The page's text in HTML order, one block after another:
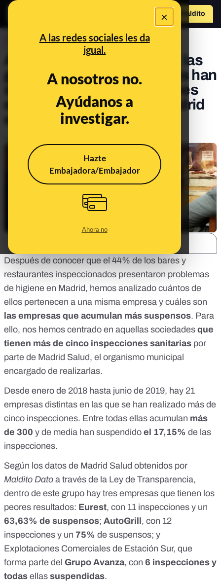
×
A las redes sociales les da
igual.
A nosotros no.
Ayúdanos a
investigar.
Hazte
Embajadora/Embajador
Ahora no
Hazte Maldito
CONTROL DEL PODER
AutoGrill, Avanza y Eurest: las
grandes empresas que más han
suspendido las inspecciones
en sus restaurantes de Madrid
entre 2018 y junio de 2019
Después de conocer que el 44% de los bares y
restaurantes inspeccionados presentaron problemas
de higiene en Madrid, hemos analizado cuántos de
ellos pertenecen a una misma empresa y cuáles son
las empresas que acumulan más suspensos. Para
ello, nos hemos centrado en aquellas sociedades que
tienen más de cinco inspecciones sanitarias por
parte de Madrid Salud, el organismo municipal
encargado de realizarlas.
Desde enero de 2018 hasta junio de 2019, hay 21
empresas distintas en las que se han realizado más de
cinco inspecciones. Entre todas ellas acumulan más
de 300 y de media han suspendido el 17,15% de las
inspecciones.
Según los datos de Madrid Salud obtenidos por
Maldito Dato a través de la Ley de Transparencia,
dentro de este grupo hay tres empresas que tienen los
peores resultados: Eurest, con 11 inspecciones y un
63,63% de suspensos; AutoGrill , con 12
inspecciones y un 75% de suspensos; y
Explotaciones Comerciales de Estación Sur, que
forma parte del Grupo Avanza, con 6 inspecciones y
todas ellas suspendidas.